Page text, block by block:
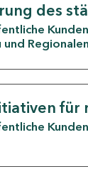
des
Kunden
für
Kunden